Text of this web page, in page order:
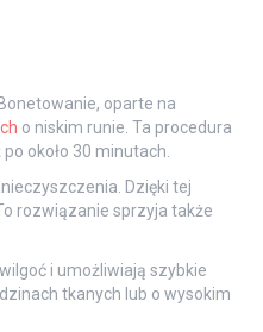
oparte na
o niskim runie. Ta procedura
około 30 minutach.
Dzięki tej
rozwiązanie sprzyja także
i umożliwiają szybkie
tkanych lub o wysokim